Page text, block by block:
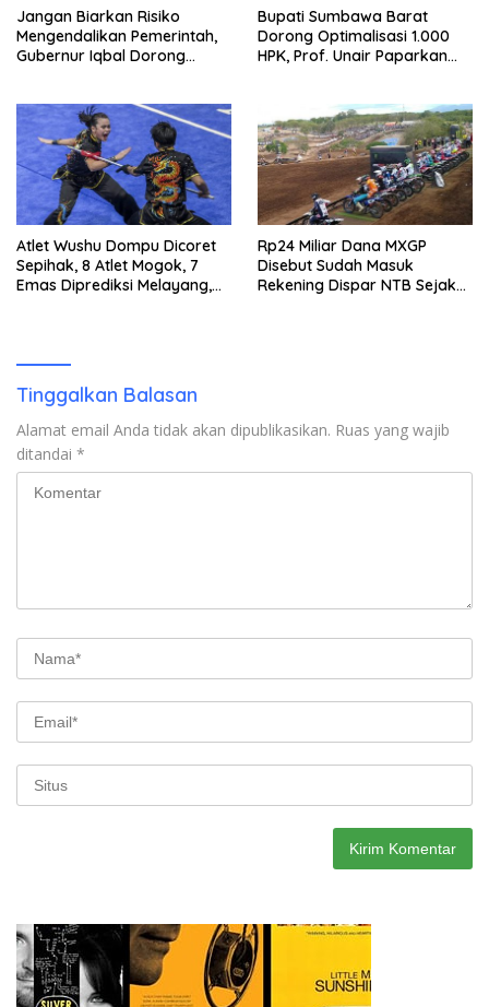
Jangan Biarkan Risiko
Mengendalikan Pemerintah,
Gubernur Iqbal Dorong
Bupati Sumbawa Barat
Dorong Optimalisasi 1.000
HPK, Prof. Unair Paparkan
Atlet Wushu Dompu Dicoret
Sepihak, 8 Atlet Mogok, 7
Emas Diprediksi Melayang,
Rp24 Miliar Dana MXGP
Disebut Sudah Masuk
Rekening Dispar NTB Sejak
Tinggalkan Balasan
Alamat email Anda tidak akan dipublikasikan. Ruas yang wajib
ditandai *